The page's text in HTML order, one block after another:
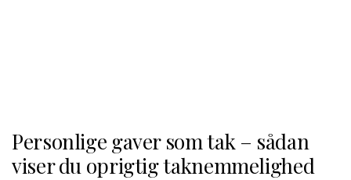
Personlige gaver som tak – sådan
viser du oprigtig taknemmelighed